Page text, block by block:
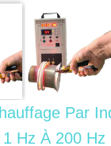
Par
Hz À 200